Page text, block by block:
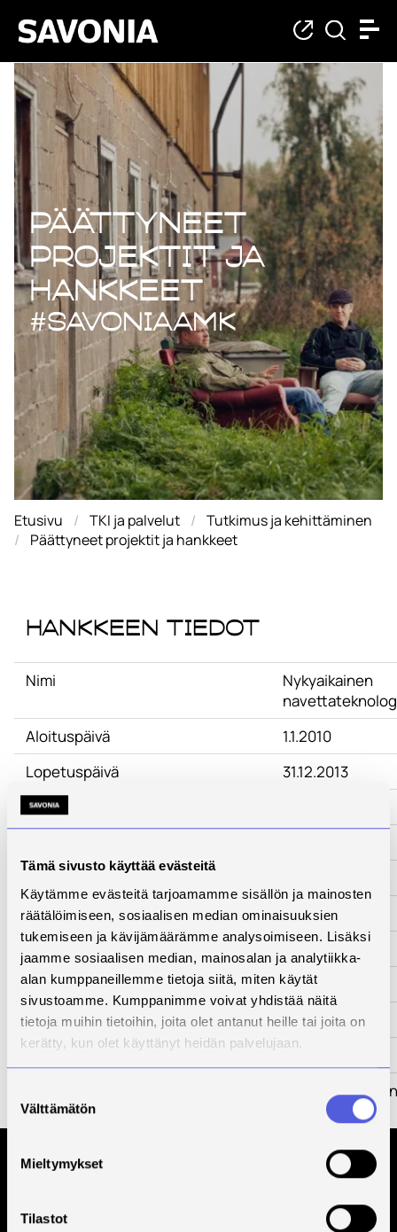
Tämä sivusto käyttää evästeitä
Käytämme evästeitä tarjoamamme sisällön ja mainosten
räätälöimiseen, sosiaalisen median ominaisuuksien
tukemiseen ja kävijämäärämme analysoimiseen. Lisäksi
jaamme sosiaalisen median, mainosalan ja analytiikka-
alan kumppaneillemme tietoja siitä, miten käytät
sivustoamme. Kumppanimme voivat yhdistää näitä
tietoja muihin tietoihin, joita olet antanut heille tai joita on
kerätty, kun olet käyttänyt heidän palvelujaan.
valinta
Välttämätön
Mieltymykset
Tilastot
Päättyneet
Päättyneet
projektit ja
hankkeet
#savoniaAMK
Etusivu TKI ja palvelut
Tutkimus ja kehittäminen
Päättyneet projektit ja hankkeet
Hankkeen tiedot
Nimi
Nykyaikainen
Aloituspäivä
1.1.2010
Lopetuspäivä
31.12.2013
www-sivut
Kuvaus
Kehittämistarve
Toimenpiteet
Tulokset
Kumppanit
Manner-Suomen
ESR-ohjelma